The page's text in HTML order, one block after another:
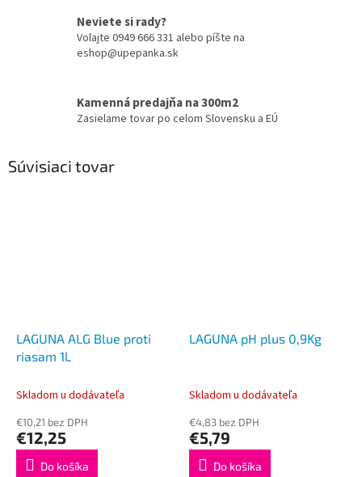
Neviete si rady?
Volajte 0949 666 331 alebo píšte na
eshop@upepanka.sk
Kamenná predajňa na 300m2
Zasielame tovar po celom Slovensku a EÚ
Súvisiaci tovar
LAGUNA ALG Blue proti
riasam 1L
Skladom u dodávateľa
€10,21 bez DPH
€12,25
Do košíka
LAGUNA pH plus 0,9Kg
Skladom u dodávateľa
€4,83 bez DPH
€5,79
Do košíka